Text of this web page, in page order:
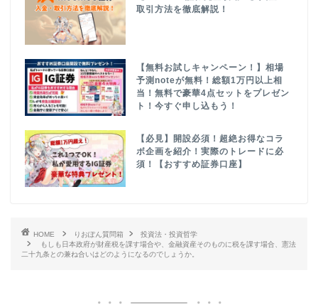
取引方法を徹底解説！
【無料お試しキャンペーン！】相場
予測noteが無料！総額1万円以上相
当！無料で豪華4点セットをプレゼン
ト！今すぐ申し込もう！
【必見】開設必須！超絶お得なコラ
ボ企画を紹介！実際のトレードに必
須！【おすすめ証券口座】
HOME りおぽん質問箱
投資法・投資哲学
もしも日本政府が財産税を課す場合や、金融資産そのものに税を課す場合、憲法
二十九条との兼ね合いはどのようになるのでしょうか。